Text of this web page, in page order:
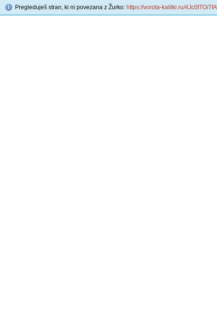
Pregleduješ stran, ki ni povezana z Žurko: https://vorota-kalitki.ru/4Jc0tTO/